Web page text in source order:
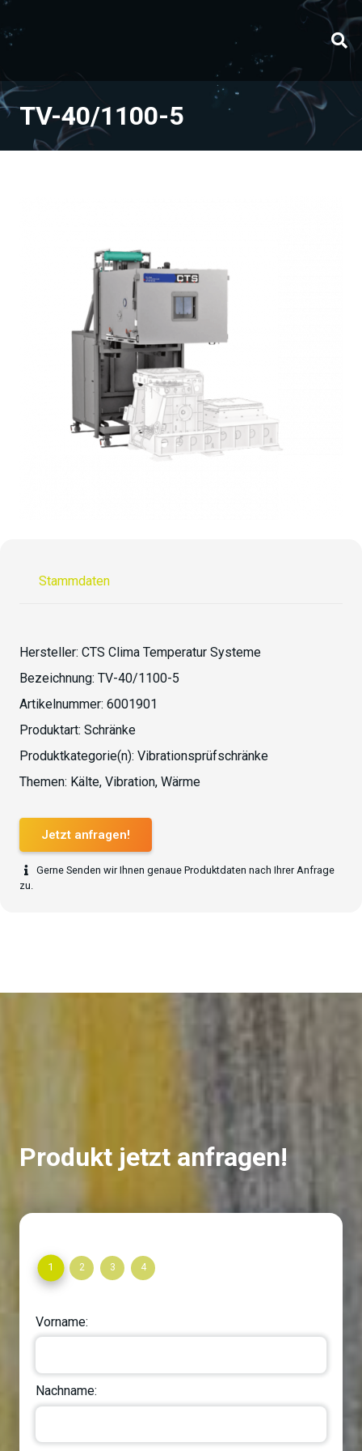
TV-40/1100-5
Stammdaten
Hersteller: CTS Clima Temperatur Systeme
Bezeichnung: TV-40/1100-5
Artikelnummer: 6001901
Produktart: Schränke
Produktkategorie(n): Vibrationsprüfschränke
Themen: Kälte, Vibration, Wärme
Jetzt anfragen!
Gerne Senden wir Ihnen genaue Produktdaten nach Ihrer Anfrage
zu.
Produkt jetzt anfragen!
1 2 3 4
Vorname:
Nachname: